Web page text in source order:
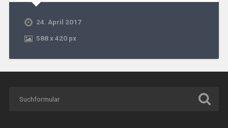
24. April 2017
588x420 px